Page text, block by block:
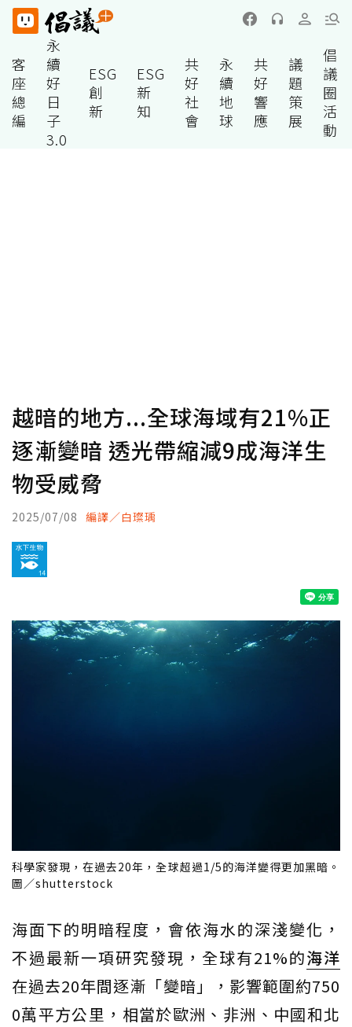
客
座
總
編
永
續
好
日
子
3.0
ESG
創
新
ESG
新
知
共
好
社
會
永
續
地
球
共
好
響
應
議
題
策
展
倡
議
圈
活
動
越暗的地方...全球海域有21%正
逐漸變暗 透光帶縮減9成海洋生
物受威脅
2025/07/08 編譯／白璨瑀
科學家發現，在過去20年，全球超過1/5的海洋變得更加黑暗。
圖／shutterstock
海面下的明暗程度，會依海水的深淺變化，
不過最新一項研究發現，全球有21%的海洋
在過去20年間逐漸「變暗」，影響範圍約750
0萬平方公里，相當於歐洲、非洲、中國和北